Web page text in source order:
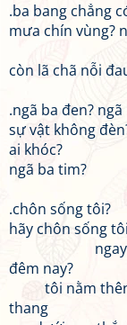
.ba bang chẳng
mưa chín vùng?
chưa
còn lã chã nỗi
.ngã ba đen? ngã
sự vật không
ai khóc?
ngã ba tim?
.chôn sống tôi?
hãy chôn sống
ngay
đêm nay?
tôi nằm
thang